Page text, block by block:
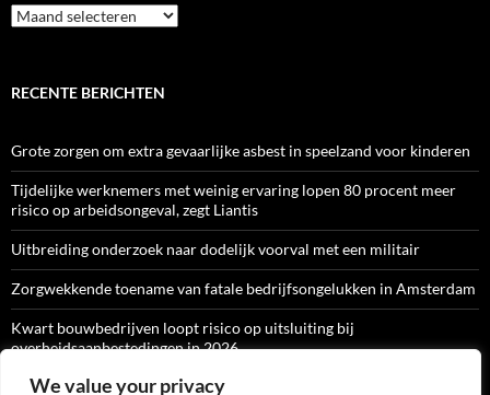
We value your privacy
Archief
RECENTE BERICHTEN
Grote zorgen om extra gevaarlijke asbest in speelzand voor kinderen
Tijdelijke werknemers met weinig ervaring lopen 80 procent meer
risico op arbeidsongeval, zegt Liantis
Uitbreiding onderzoek naar dodelijk voorval met een militair
Zorgwekkende toename van fatale bedrijfsongelukken in Amsterdam
Kwart bouwbedrijven loopt risico op uitsluiting bij
overheidsaanbestedingen in 2026